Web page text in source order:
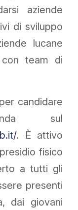
aziende
di sviluppo
lucane
con team di
candidare
sul
. È attivo
fisico
a tutti gli
presenti
dai giovani